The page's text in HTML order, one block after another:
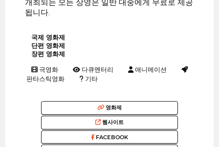
개최되는 모든 상영은 일반 대중에게 무료로 제공
됩니다.
국제 영화제
단편 영화제
장편 영화제
극영화 다큐멘터리
애니메이션
판타스틱영화
기타
영화제
웹사이트
FACEBOOK